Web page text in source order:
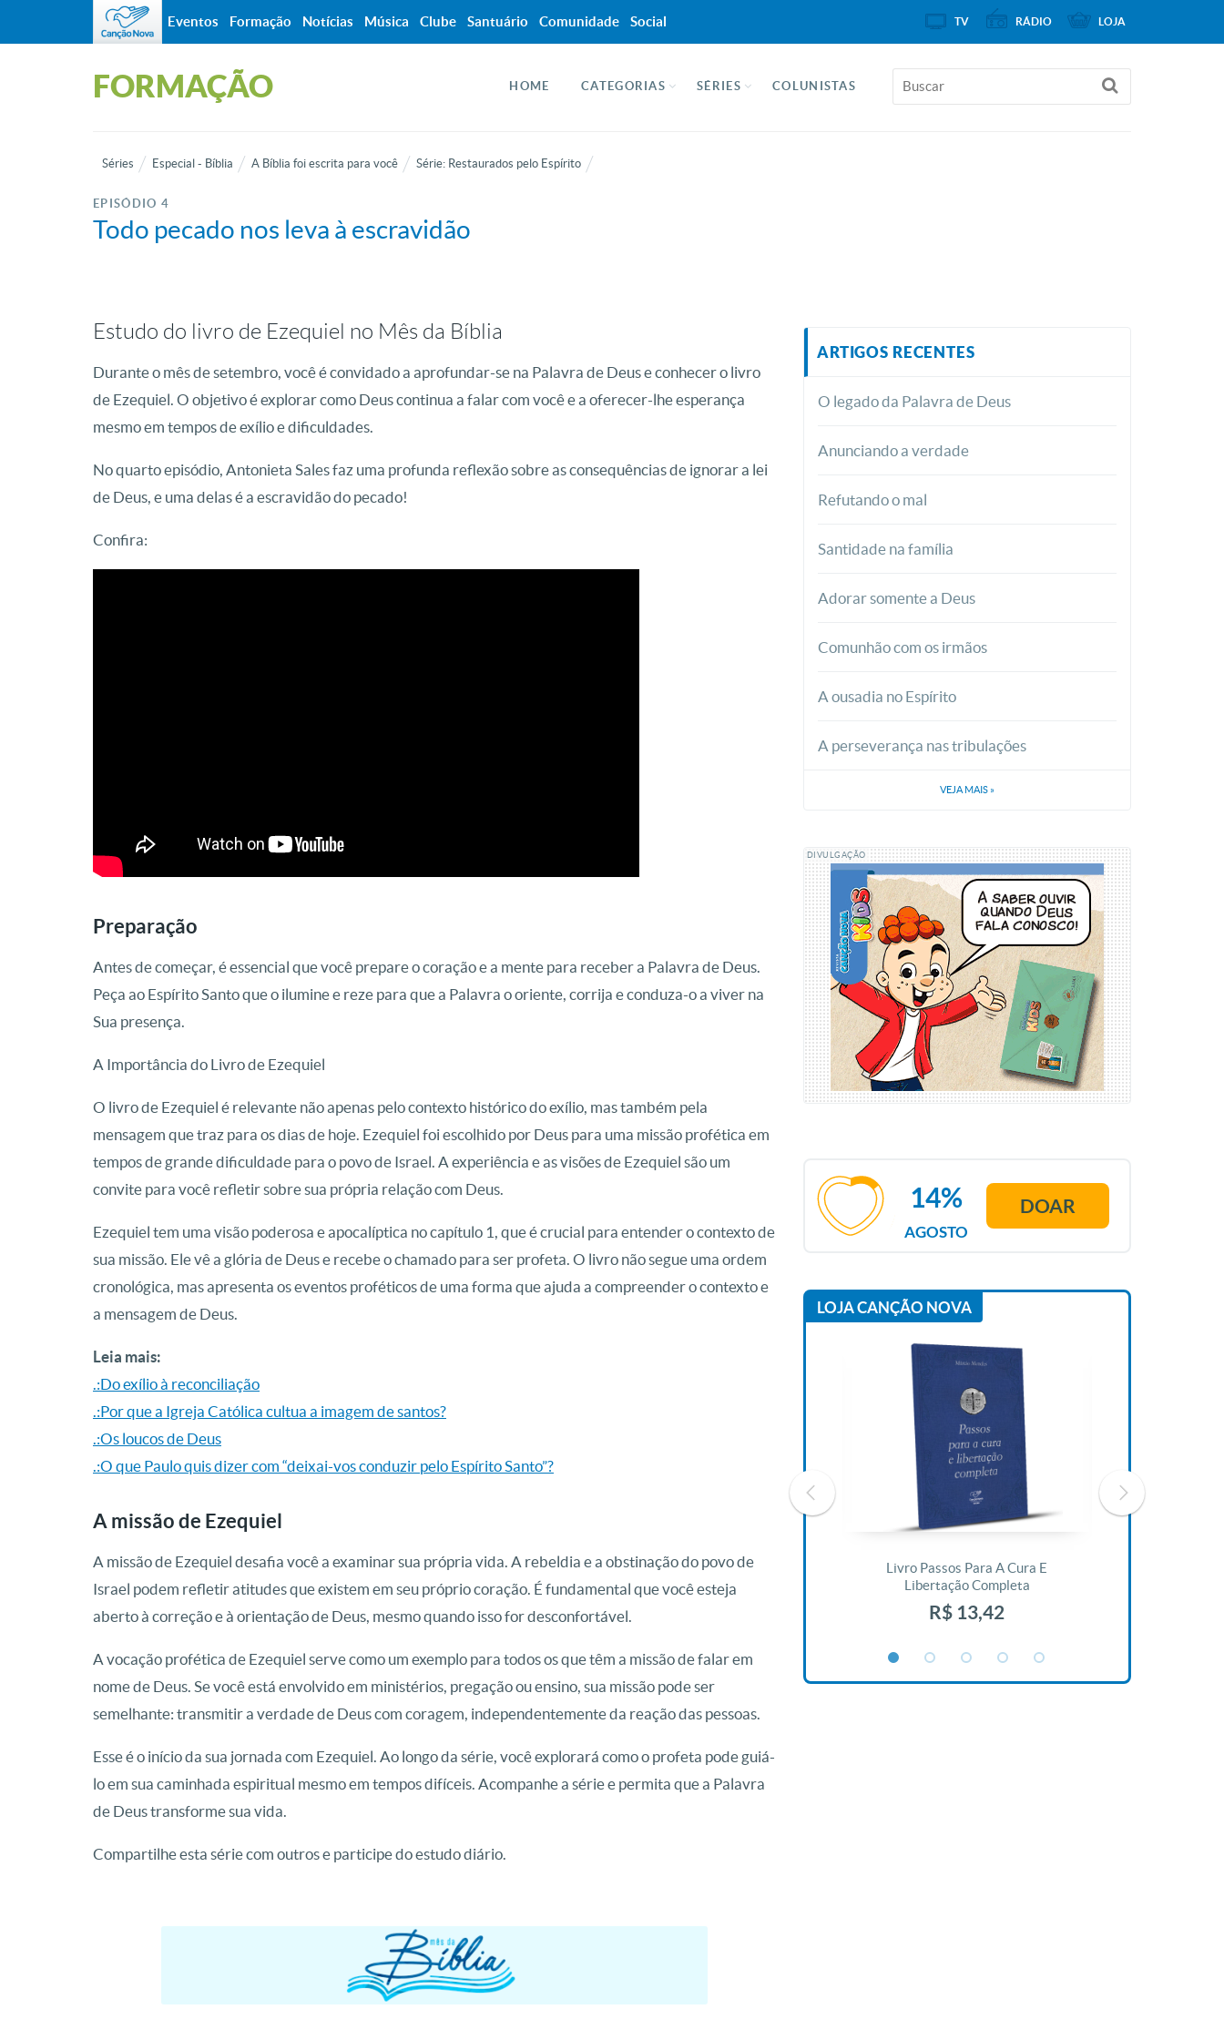
FORMAÇÃO HOME CATEGORIAS SÉRIES COLUNISTAS
Séries Especial - Bíblia A Bíblia foi escrita para você Série: Restaurados pelo Espírito
EPISÓDIO 4
Todo pecado nos leva à escravidão
Estudo do livro de Ezequiel no Mês da Bíblia
Durante o mês de setembro, você é convidado a aprofundar-se na Palavra de Deus e conhecer o livro
de Ezequiel. O objetivo é explorar como Deus continua a falar com você e a oferecer-lhe esperança
mesmo em tempos de exílio e dificuldades.
No quarto episódio, Antonieta Sales faz uma profunda reflexão sobre as consequências de ignorar a lei
de Deus, e uma delas é a escravidão do pecado!
Confira:
Preparação
Antes de começar, é essencial que você prepare o coração e a mente para receber a Palavra de Deus.
Peça ao Espírito Santo que o ilumine e reze para que a Palavra o oriente, corrija e conduza-o a viver na
Sua presença.
A Importância do Livro de Ezequiel
O livro de Ezequiel é relevante não apenas pelo contexto histórico do exílio, mas também pela
mensagem que traz para os dias de hoje. Ezequiel foi escolhido por Deus para uma missão profética em
tempos de grande dificuldade para o povo de Israel. A experiência e as visões de Ezequiel são um
convite para você refletir sobre sua própria relação com Deus.
Ezequiel tem uma visão poderosa e apocalíptica no capítulo 1, que é crucial para entender o contexto de
sua missão. Ele vê a glória de Deus e recebe o chamado para ser profeta. O livro não segue uma ordem
cronológica, mas apresenta os eventos proféticos de uma forma que ajuda a compreender o contexto e
a mensagem de Deus.
Leia mais:
.:Do exílio à reconciliação
.:Por que a Igreja Católica cultua a imagem de santos?
.:Os loucos de Deus
.:O que Paulo quis dizer com “deixai-vos conduzir pelo Espírito Santo”?
A missão de Ezequiel
A missão de Ezequiel desafia você a examinar sua própria vida. A rebeldia e a obstinação do povo de
Israel podem refletir atitudes que existem em seu próprio coração. É fundamental que você esteja
aberto à correção e à orientação de Deus, mesmo quando isso for desconfortável.
A vocação profética de Ezequiel serve como um exemplo para todos os que têm a missão de falar em
nome de Deus. Se você está envolvido em ministérios, pregação ou ensino, sua missão pode ser
semelhante: transmitir a verdade de Deus com coragem, independentemente da reação das pessoas.
Esse é o início da sua jornada com Ezequiel. Ao longo da série, você explorará como o profeta pode guiá-
lo em sua caminhada espiritual mesmo em tempos difíceis. Acompanhe a série e permita que a Palavra
de Deus transforme sua vida.
Compartilhe esta série com outros e participe do estudo diário.
ARTIGOS RECENTES
O legado da Palavra de Deus
Anunciando a verdade
Refutando o mal
Santidade na família
Adorar somente a Deus
Comunhão com os irmãos
A ousadia no Espírito
A perseverança nas tribulações
VEJA MAIS »
DIVULGAÇÃO
AGOSTO
14% DOAR
LOJA CANÇÃO NOVA
Livro O Padre: A História De
Vida De Jonas Abib
Livro Passos Para A Cura E
Libertação Completa
R$ 13,42
Eventos Formação Notícias Música Clube Santuário Comunidade Social TV RÁDIO LOJA